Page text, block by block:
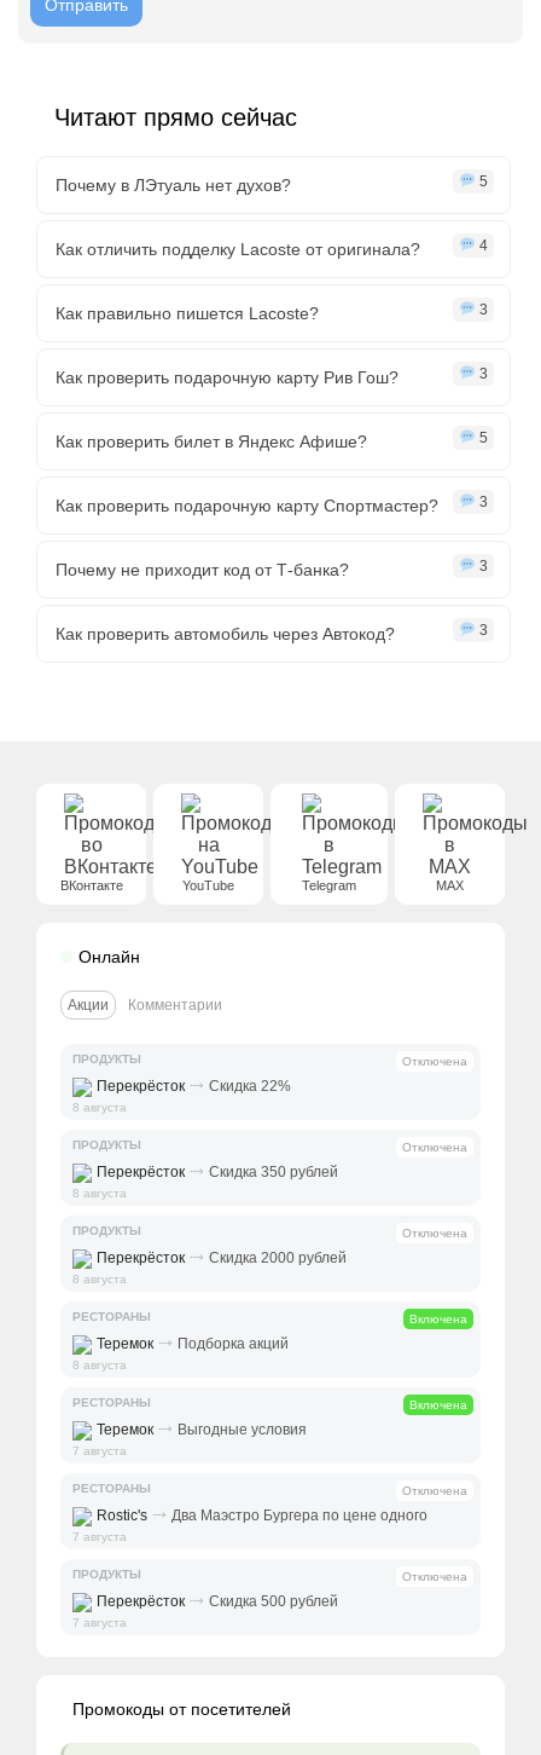
Читают прямо сейчас
Почему в ЛЭтуаль нет духов? 5
Как отличить подделку Lacoste от оригинала? 4
Как правильно пишется Lacoste? 3
Как проверить подарочную карту Рив Гош? 3
Как проверить билет в Яндекс Афише? 5
Как проверить подарочную карту Спортмастер? 3
Почему не приходит код от Т-банка? 3
Как проверить автомобиль через Автокод? 3
ВКонтакте YouTube Telegram MAX
Онлайн
Акции Комментарии
ПРОДУКТЫ Отключена
Перекрёсток ⤑ Скидка 22%
8 августа
ПРОДУКТЫ Отключена
Перекрёсток ⤑ Скидка 350 рублей
8 августа
ПРОДУКТЫ Отключена
Перекрёсток ⤑ Скидка 2000 рублей
8 августа
РЕСТОРАНЫ Включена
Теремок ⤑ Подборка акций
8 августа
РЕСТОРАНЫ Включена
Теремок ⤑ Выгодные условия
7 августа
РЕСТОРАНЫ Отключена
Rostic's ⤑ Два Маэстро Бургера по цене одного
7 августа
ПРОДУКТЫ Отключена
Перекрёсток ⤑ Скидка 500 рублей
7 августа
Промокоды от посетителей